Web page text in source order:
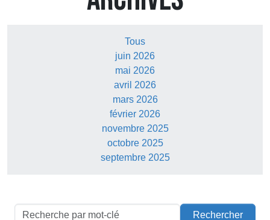
Tous
juin 2026
mai 2026
avril 2026
mars 2026
février 2026
novembre 2025
octobre 2025
septembre 2025
Rechercher